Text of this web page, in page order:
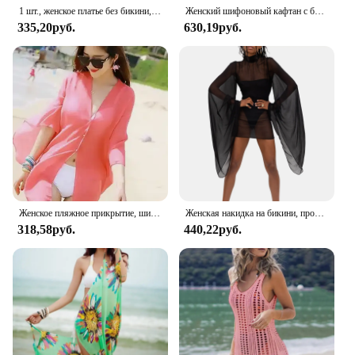
1 шт., женское платье без бикини, прозрачное облегающее платье, пляжная одежда, летний женский купальник DS140
335,20руб.
Женский шифоновый кафтан с бахромой, купальник, пляжная свободная накидка бикини, купальный костюм, Женская мода 2024, одежда для отпуска для женщин
630,19руб.
Женское пляжное прикрытие, шифоновый шарф-бикини, парео, женский саронг, летнее пляжное платье для отдыха
318,58руб.
Женская накидка на бикини, прозрачное пляжное мини-платье, купальник с расклешенным рукавом и высоким воротником, летняя пляжная одежда
440,22руб.